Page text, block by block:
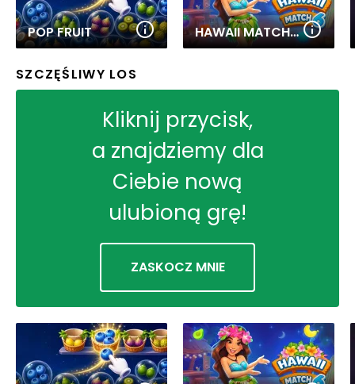
POP FRUIT HAWAII MATCH 6
SZCZĘŚLIWY LOS
Kliknij przycisk,
a znajdziemy dla
Ciebie nową
ulubioną grę!
ZASKOCZ MNIE